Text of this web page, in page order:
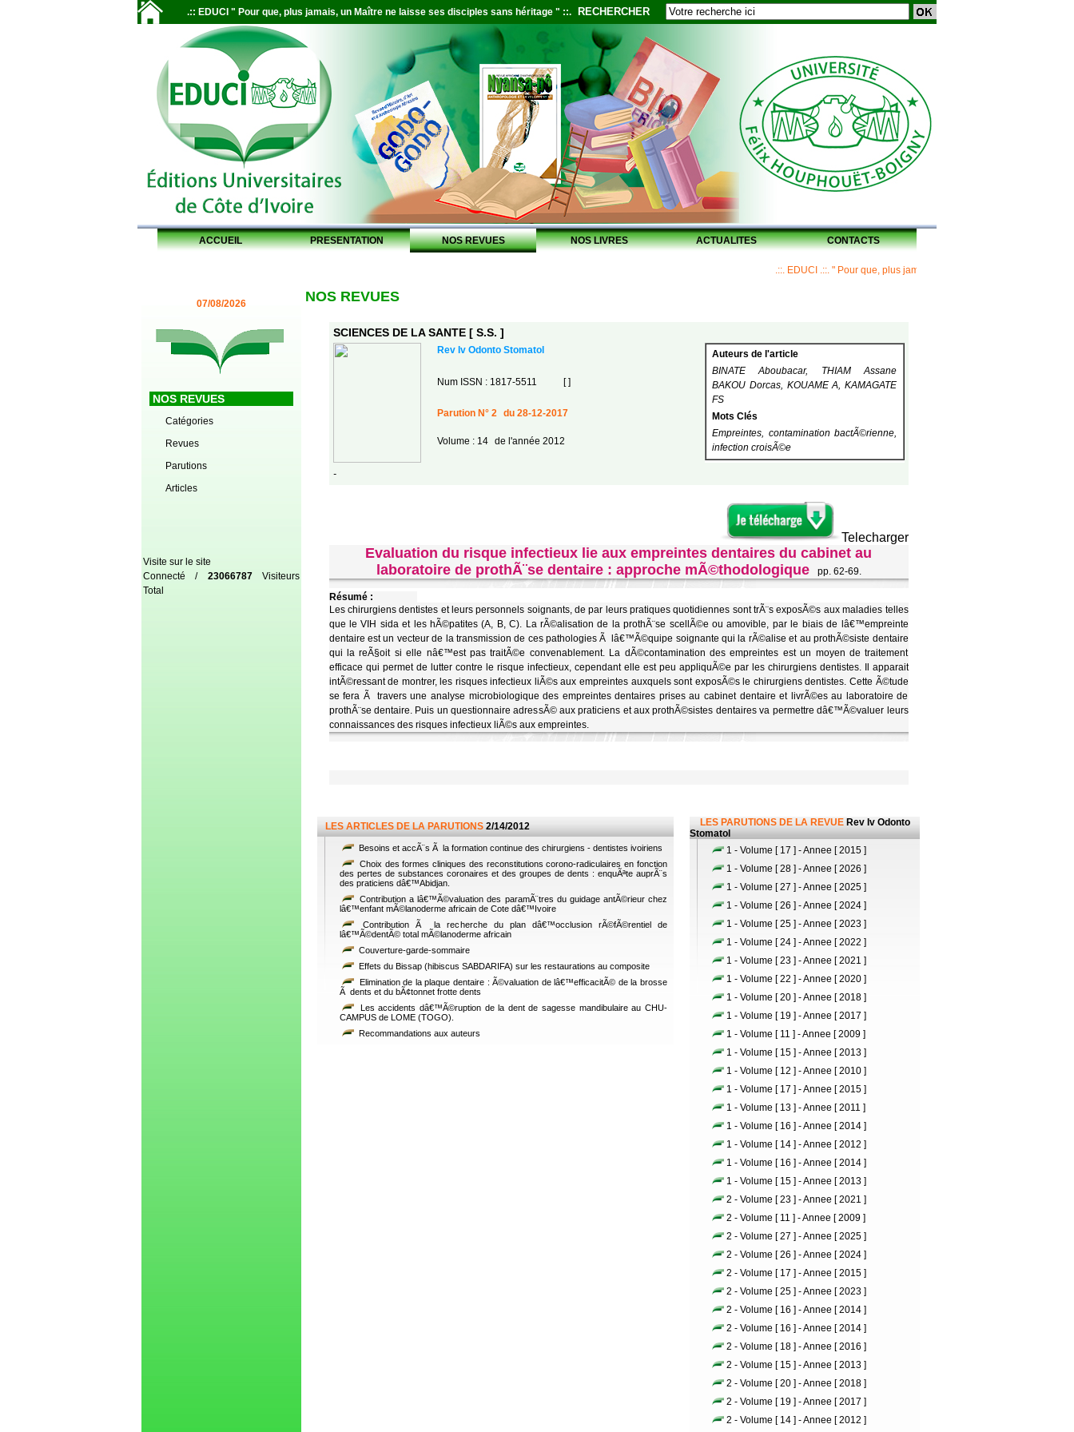
.:: EDUCI " Pour que, plus jamais, un Maître ne laisse ses disciples sans héritage " ::. RECHERCHER
ACCUEIL PRESENTATION NOS REVUES NOS LIVRES ACTUALITES CONTACTS
.::. EDUCI .::. " Pour que, plus jamais, un Maître ne laisse ses disciples
07/08/2026
NOS REVUES
Catégories
Revues
Parutions
Articles
Visite sur le site
Connecté / 23066787Visiteurs
Total
NOS REVUES
SCIENCES DE LA SANTE [ S.S. ]
Rev Iv Odonto Stomatol
Auteurs de l'article
BINATE Aboubacar, THIAM Assane
BAKOU Dorcas, KOUAME A, KAMAGATE
FS
Mots Clés
Empreintes, contamination bactÃ©rienne,
infection croisÃ©e
Num ISSN : 1817-5511 [ ]
Parution N° 2 du 28-12-2017
Volume : 14 de l'année 2012
-
Telecharger
Evaluation du risque infectieux lie aux empreintes dentaires du cabinet au
laboratoire de prothÃ¨se dentaire : approche mÃ©thodologique
pp. 62-69.
Résumé :
Les chirurgiens dentistes et leurs personnels soignants, de par leurs pratiques quotidiennes sont trÃ¨s exposÃ©s aux maladies telles
que le VIH sida et les hÃ©patites (A, B, C). La rÃ©alisation de la prothÃ¨se scellÃ©e ou amovible, par le biais de lâ€™empreinte
dentaire est un vecteur de la transmission de ces pathologies Ã lâ€™Ã©quipe soignante qui la rÃ©alise et au prothÃ©siste dentaire
qui la reÃ§oit si elle nâ€™est pas traitÃ©e convenablement. La dÃ©contamination des empreintes est un moyen de traitement
efficace qui permet de lutter contre le risque infectieux, cependant elle est peu appliquÃ©e par les chirurgiens dentistes. Il apparait
intÃ©ressant de montrer, les risques infectieux liÃ©s aux empreintes auxquels sont exposÃ©s le chirurgiens dentistes. Cette Ã©tude
se fera Ã travers une analyse microbiologique des empreintes dentaires prises au cabinet dentaire et livrÃ©es au laboratoire de
prothÃ¨se dentaire. Puis un questionnaire adressÃ© aux praticiens et aux prothÃ©sistes dentaires va permettre dâ€™Ã©valuer leurs
connaissances des risques infectieux liÃ©s aux empreintes.
LES ARTICLES DE LA PARUTIONS 2/14/2012
Besoins et accÃ¨s Ã la formation continue des chirurgiens - dentistes ivoiriens
Choix des formes cliniques des reconstitutions corono-radiculaires en fonction
des pertes de substances coronaires et des groupes de dents : enquÃªte auprÃ¨s
des praticiens dâ€™Abidjan.
Contribution a lâ€™Ã©valuation des paramÃ¨tres du guidage antÃ©rieur chez
lâ€™enfant mÃ©lanoderme africain de Cote dâ€™Ivoire
Contribution Ã la recherche du plan dâ€™occlusion rÃ©fÃ©rentiel de
lâ€™Ã©dentÃ© total mÃ©lanoderme africain
Couverture-garde-sommaire
Effets du Bissap (hibiscus SABDARIFA) sur les restaurations au composite
Elimination de la plaque dentaire : Ã©valuation de lâ€™efficacitÃ© de la brosse
Ã dents et du bÃ¢tonnet frotte dents
Les accidents dâ€™Ã©ruption de la dent de sagesse mandibulaire au CHU-
CAMPUS de LOME (TOGO).
Recommandations aux auteurs
LES PARUTIONS DE LA REVUE Rev Iv Odonto
Stomatol
1 - Volume [ 17 ] - Annee [ 2015 ]
1 - Volume [ 28 ] - Annee [ 2026 ]
1 - Volume [ 27 ] - Annee [ 2025 ]
1 - Volume [ 26 ] - Annee [ 2024 ]
1 - Volume [ 25 ] - Annee [ 2023 ]
1 - Volume [ 24 ] - Annee [ 2022 ]
1 - Volume [ 23 ] - Annee [ 2021 ]
1 - Volume [ 22 ] - Annee [ 2020 ]
1 - Volume [ 20 ] - Annee [ 2018 ]
1 - Volume [ 19 ] - Annee [ 2017 ]
1 - Volume [ 11 ] - Annee [ 2009 ]
1 - Volume [ 15 ] - Annee [ 2013 ]
1 - Volume [ 12 ] - Annee [ 2010 ]
1 - Volume [ 17 ] - Annee [ 2015 ]
1 - Volume [ 13 ] - Annee [ 2011 ]
1 - Volume [ 16 ] - Annee [ 2014 ]
1 - Volume [ 14 ] - Annee [ 2012 ]
1 - Volume [ 16 ] - Annee [ 2014 ]
1 - Volume [ 15 ] - Annee [ 2013 ]
2 - Volume [ 23 ] - Annee [ 2021 ]
2 - Volume [ 11 ] - Annee [ 2009 ]
2 - Volume [ 27 ] - Annee [ 2025 ]
2 - Volume [ 26 ] - Annee [ 2024 ]
2 - Volume [ 17 ] - Annee [ 2015 ]
2 - Volume [ 25 ] - Annee [ 2023 ]
2 - Volume [ 16 ] - Annee [ 2014 ]
2 - Volume [ 16 ] - Annee [ 2014 ]
2 - Volume [ 18 ] - Annee [ 2016 ]
2 - Volume [ 15 ] - Annee [ 2013 ]
2 - Volume [ 20 ] - Annee [ 2018 ]
2 - Volume [ 19 ] - Annee [ 2017 ]
2 - Volume [ 14 ] - Annee [ 2012 ]